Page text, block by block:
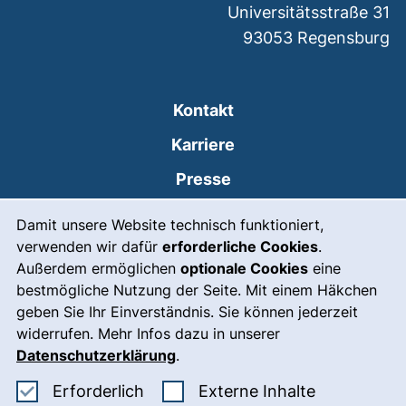
Damit unsere Website technisch funktioniert,
verwenden wir dafür erforderliche Cookies.
Außerdem ermöglichen optionale Cookies eine
bestmögliche Nutzung der Seite. Mit einem Häkchen
geben Sie Ihr Einverständnis. Sie können jederzeit
widerrufen. Mehr Infos dazu in unserer
Datenschutzerklärung.
Erforderlich Erforderliche Cookies akzeptieren
Externe Inhalte: Externe
Kontakt
Karriere
Presse
Leichte Sprache
Gebärdensprache
Notfall(externer Link, öffnet
Impressum
Barrierefreiheit
Universitätsstraße 31
93053 Regensburg